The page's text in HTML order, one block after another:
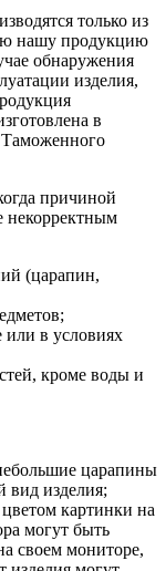
только из
нашу продукцию
обнаружения
изделия,
в
Таможенного
причиной
некорректным
(царапин,
или в условиях
кроме воды и
царапины
вид изделия;
картинки на
могут быть
своем мониторе,